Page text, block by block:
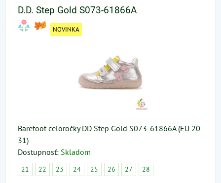
D.D. Step Gold S073-61866A
NOVINKA
Barefoot celoročky DD Step Gold S073-61866A (EU 20-
31)
Dostupnosť: Skladom
21 22 23 24 25 26 27 28